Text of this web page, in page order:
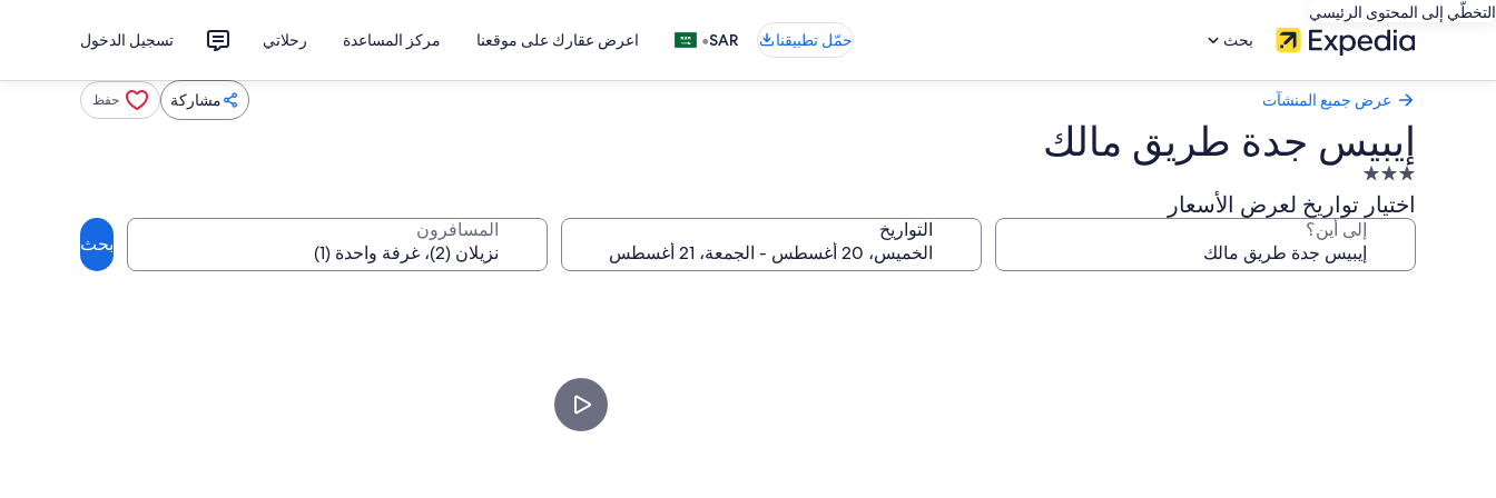
التخطّي إلى المحتوى الرئيسي
بحث
حمّل تطبيقنا SAR
• اعرض عقارك على موقعنا مركز المساعدة رحلاتي تسجيل الدخول
عرض جميع المنشآت مشاركة حفظ
إيبيس جدة طريق مالك
منشأة
فندقية
مصنفة
3.0
اختيار تواريخ لعرض الأسعار
إلى أين؟ التواريخ المسافرون
بحث